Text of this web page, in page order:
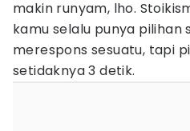
makin runyam, lho.
kamu selalu punya pilihan
merespons sesuatu, tapi
setidaknya 3 detik.